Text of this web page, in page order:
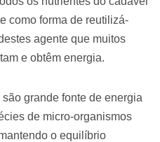
como forma de reutilizá-
agente que muitos
e obtêm energia.
grande fonte de energia
de micro-organismos
o equilíbrio